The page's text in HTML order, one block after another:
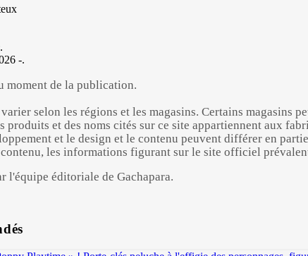
-.
moment de la publication.
selon les régions et les magasins. Certains magasins
produits et des noms cités sur ce site appartiennent aux
et le design et le contenu peuvent différer en
les informations figurant sur le site officiel
l'équipe éditoriale de Gachapara.